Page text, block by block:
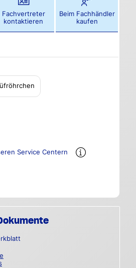
Fachvertreter
kontaktieren
Beim Fachhändler
kaufen
Service Centern